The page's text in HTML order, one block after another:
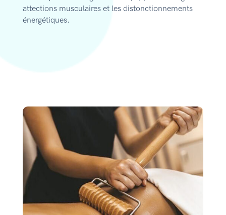
attections musculaires et les distonctionnements
énergétiques.